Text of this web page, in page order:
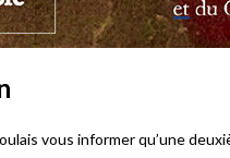
vous informer qu’une